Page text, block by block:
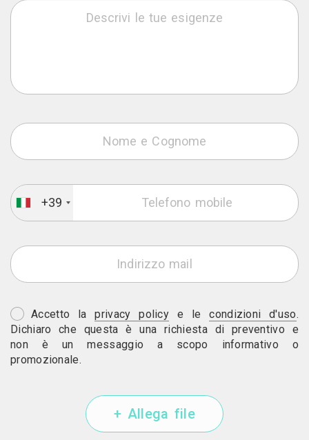
+39
Accetto laprivacy policy e lecondizioni d'uso.
Dichiaro che questa è una richiesta di preventivo e
non è un messaggio a scopo informativo o
promozionale.
+ Allega file